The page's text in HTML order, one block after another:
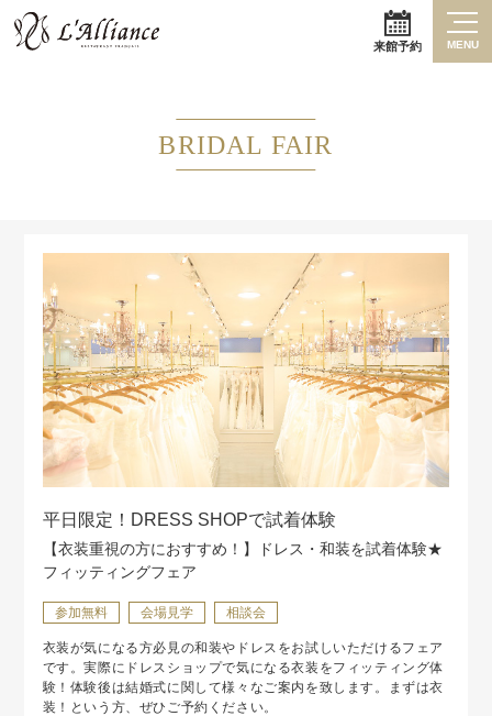
来館予約 MENU
BRIDAL FAIR
平日限定！DRESS SHOPで試着体験
【衣装重視の方におすすめ！】ドレス・和装を試着体験★
フィッティングフェア
参加無料 会場見学 相談会
衣装が気になる方必見の和装やドレスをお試しいただけるフェア
です。実際にドレスショップで気になる衣装をフィッティング体
験！体験後は結婚式に関して様々なご案内を致します。まずは衣
装！という方、ぜひご予約ください。